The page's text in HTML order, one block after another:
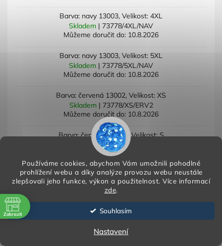
Používáme cookies, abychom Vám umožnili pohodlné
prohlížení webu a díky analýze provozu webu neustále
zlepšovali jeho funkce, výkon a použitelnost. Více informací
zde.
Souhlasím
Nastavení
Barva: navy 13003, Velikost: 4XL
Skladem | 73778/4XL/NAV
Můžeme doručit do: 10.8.2026
Barva: navy 13003, Velikost: 5XL
Skladem | 73778/5XL/NAV
Můžeme doručit do: 10.8.2026
Barva: červená 13002, Velikost: XS
Skladem | 73778/XS/ERV2
Můžeme doručit do: 10.8.2026
Barva: červená 13002, Velikost: S
Skladem| 73778/S/ERV2
Můžeme doručit do:
Barva: červená 13002, Velikost: M
Skladem| 73778/M/ERV2
Můžeme doručit do:
Barva: červená 13002, Velikost: L
Můžeme doručit do: 10.8.2026
Zobrazit